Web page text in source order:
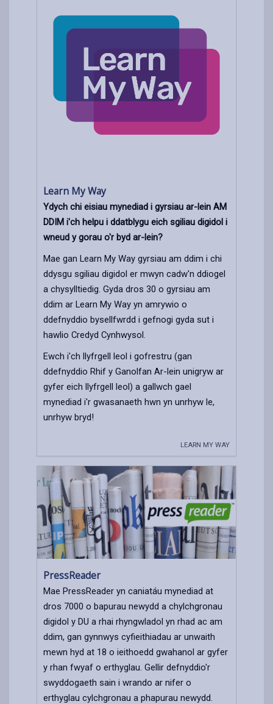
Learn My Way
Ydych chi eisiau mynediad i gyrsiau ar-lein AM
DDIM i'ch helpu i ddatblygu eich sgiliau digidol i
wneud y gorau o'r byd ar-lein?
Mae gan Learn My Way gyrsiau am ddim i chi
ddysgu sgiliau digidol er mwyn cadw'n ddiogel
a chysylltiedig. Gyda dros 30 o gyrsiau am
ddim ar Learn My Way yn amrywio o
ddefnyddio bysellfwrdd i gefnogi gyda sut i
hawlio Credyd Cynhwysol.
Ewch i'ch llyfrgell leol i gofrestru (gan
ddefnyddio Rhif y Ganolfan Ar-lein unigryw ar
gyfer eich llyfrgell leol) a gallwch gael
mynediad i'r gwasanaeth hwn yn unrhyw le,
unrhyw bryd!
LEARN MY WAY
PressReader
Mae PressReader yn caniatáu mynediad at
dros 7000 o bapurau newydd a chylchgronau
digidol y DU a rhai rhyngwladol yn rhad ac am
ddim, gan gynnwys cyfieithiadau ar unwaith
mewn hyd at 18 o ieithoedd gwahanol ar gyfer
y rhan fwyaf o erthyglau. Gellir defnyddio'r
swyddogaeth sain i wrando ar nifer o
erthyglau cylchgronau a phapurau newydd.